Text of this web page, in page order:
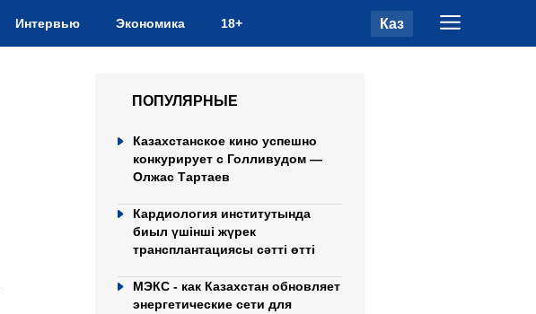
Интервью Экономика 18+ Каз
ПОПУЛЯРНЫЕ
Казахстанское кино успешно
конкурирует с Голливудом —
Олжас Тартаев
Кардиология институтында
биыл үшінші жүрек
трансплантациясы сәтті өтті
МЭКС - как Казахстан обновляет
энергетические сети для